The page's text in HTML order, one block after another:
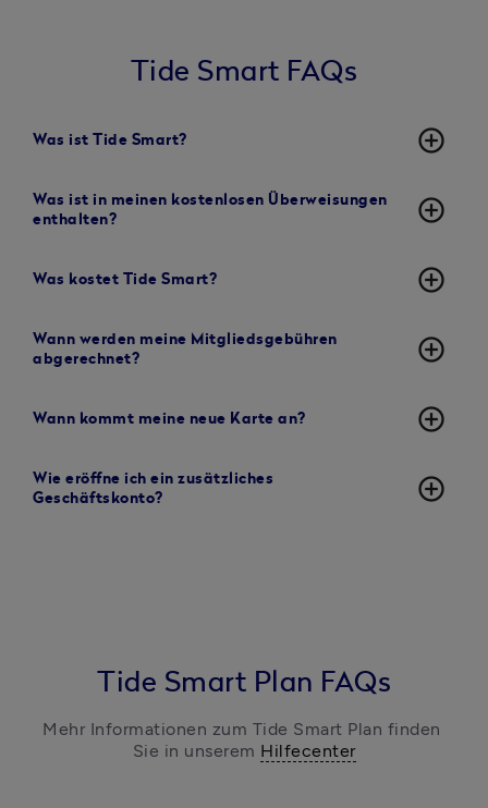
Tide Smart FAQs
Was ist Tide Smart? add_circle_outline
Was ist in meinen kostenlosen Überweisungen
enthalten?
add_circle_outline
Was kostet Tide Smart? add_circle_outline
Wann werden meine Mitgliedsgebühren
abgerechnet?
add_circle_outline
Wann kommt meine neue Karte an? add_circle_outline
Wie eröffne ich ein zusätzliches
Geschäftskonto?
add_circle_outline
Tide Smart Plan FAQs
Mehr Informationen zum Tide Smart Plan finden
Sie in unserem Hilfecenter